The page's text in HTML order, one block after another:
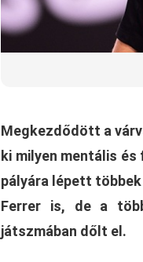
Megkezdődött a
ki milyen mentális
pályára lépett
Ferrer is, de a
játszmában dőlt el.